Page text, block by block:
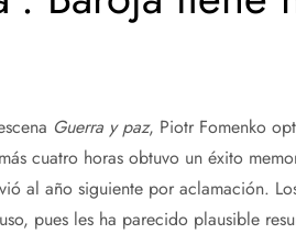
Guerra y paz, Piotr Fomenko
cuatro horas obtuvo un éxito
al año siguiente por aclamación.
pues les ha parecido plausible